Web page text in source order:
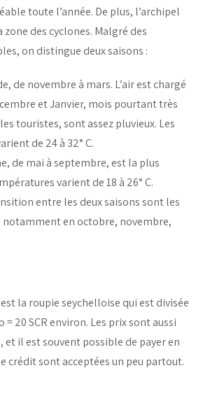
toute l’année. De plus, l’archipel
des cyclones. Malgré des
on distingue deux saisons :
de novembre à mars. L’air est chargé
et Janvier, mois pourtant très
touristes, sont assez pluvieux. Les
de 24 à 32° C.
de mai à septembre, est la plus
varient de 18 à 26° C.
entre les deux saisons sont les
notamment en octobre, novembre,
la roupie seychelloise qui est divisée
= 20 SCR environ. Les prix sont aussi
et il est souvent possible de payer en
crédit sont acceptées un peu partout.